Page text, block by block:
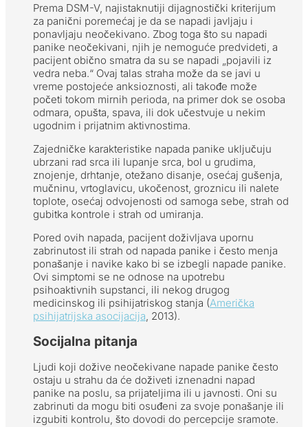
Prema DSM-V, najistaknutiji dijagnostički kriterijum
za panični poremećaj je da se napadi javljaju i
ponavljaju neočekivano. Zbog toga što su napadi
panike neočekivani, njih je nemoguće predvideti, a
pacijent obično smatra da su se napadi „pojavili iz
vedra neba.“ Ovaj talas straha može da se javi u
vreme postojeće anksioznosti, ali takođe može
početi tokom mirnih perioda, na primer dok se osoba
odmara, opušta, spava, ili dok učestvuje u nekim
ugodnim i prijatnim aktivnostima.
Zajedničke karakteristike napada panike uključuju
ubrzani rad srca ili lupanje srca, bol u grudima,
znojenje, drhtanje, otežano disanje, osećaj gušenja,
mučninu, vrtoglavicu, ukočenost, groznicu ili nalete
toplote, osećaj odvojenosti od samoga sebe, strah od
gubitka kontrole i strah od umiranja.
Pored ovih napada, pacijent doživljava upornu
zabrinutost ili strah od napada panike i često menja
ponašanje i navike kako bi se izbegli napade panike.
Ovi simptomi se ne odnose na upotrebu
psihoaktivnih supstanci, ili nekog drugog
medicinskog ili psihijatriskog stanja (Američka
psihijatrijska asocijacija, 2013).
Socijalna pitanja
Ljudi koji dožive neočekivane napade panike često
ostaju u strahu da će doživeti iznenadni napad
panike na poslu, sa prijateljima ili u javnosti. Oni su
zabrinuti da mogu biti osuđeni za svoje ponašanje ili
izgubiti kontrolu, što dovodi do percepcije sramote.